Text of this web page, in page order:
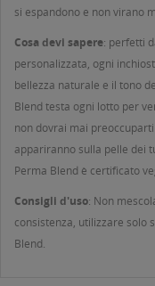
si espandono e non virano
Cosa devi sapere: perfetti
personalizzata, ogni
bellezza naturale e il tono
Blend testa ogni lotto per
non dovrai mai
appariranno sulla pelle dei
Perma Blend è certificato
Consigli d'uso: Non
consistenza, utilizzare solo
Blend.